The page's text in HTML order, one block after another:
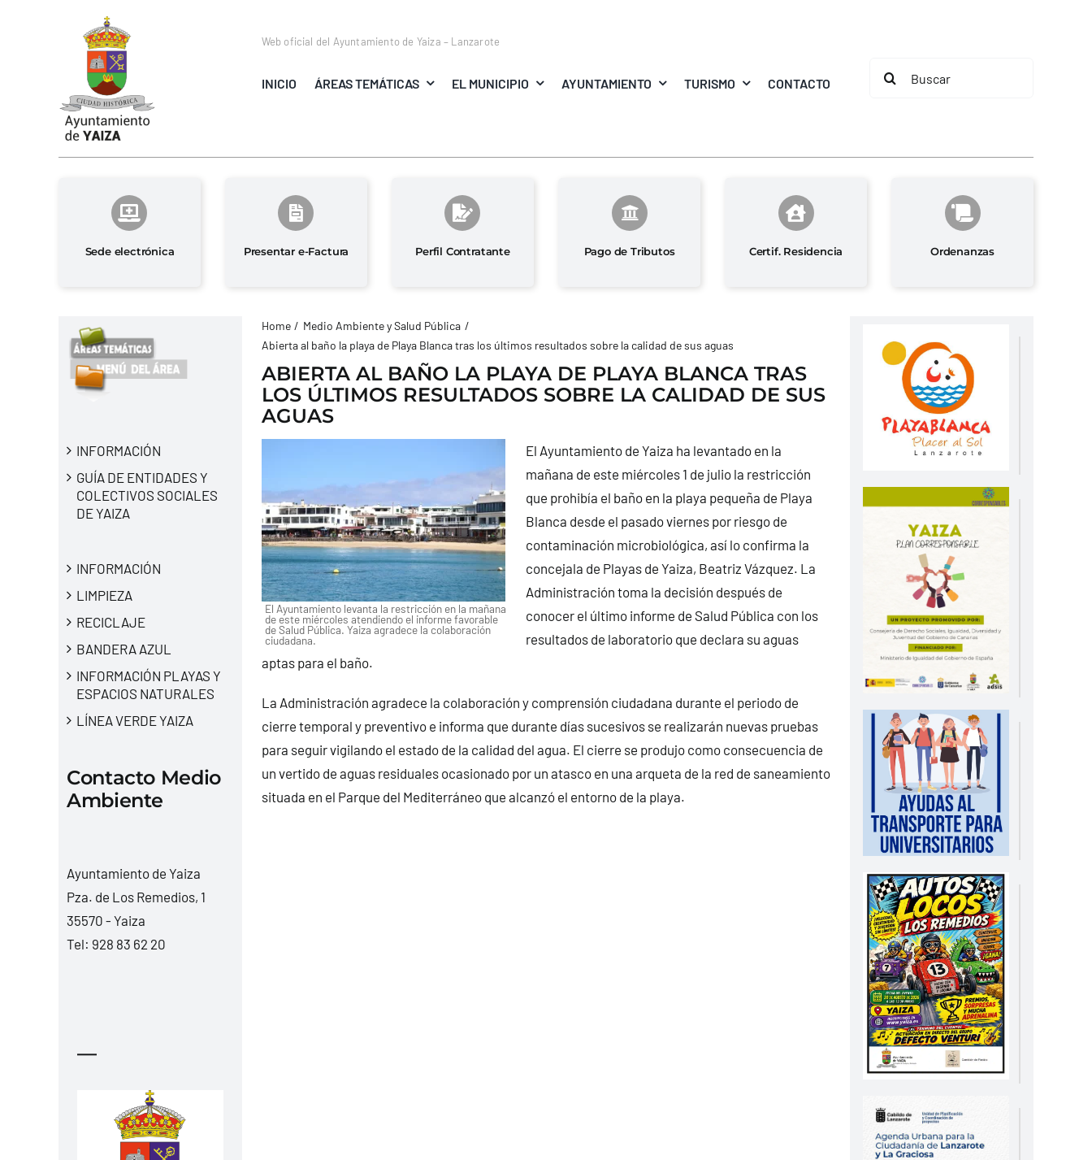
Web oficial del Ayuntamiento de Yaiza – Lanzarote
INICIO ÁREAS TEMÁTICAS EL MUNICIPIO AYUNTAMIENTO TURISMO CONTACTO
Buscar:
Sede electrónica Presentar e-Factura Perfil Contratante Pago de Tributos Certif. Residencia Ordenanzas
INFORMACIÓN
GUÍA DE ENTIDADES Y
COLECTIVOS SOCIALES
DE YAIZA
INFORMACIÓN
LIMPIEZA
RECICLAJE
BANDERA AZUL
INFORMACIÓN PLAYAS Y
ESPACIOS NATURALES
LÍNEA VERDE YAIZA
Contacto Medio
Ambiente
Ayuntamiento de Yaiza
Pza. de Los Remedios, 1
35570 - Yaiza
Tel: 928 83 62 20
—
Home
Medio Ambiente y Salud Pública
Abierta al baño la playa de Playa Blanca tras los últimos resultados sobre la calidad de sus aguas
ABIERTA AL BAÑO LA PLAYA DE PLAYA BLANCA TRAS
LOS ÚLTIMOS RESULTADOS SOBRE LA CALIDAD DE SUS
AGUAS
El Ayuntamiento levanta la restricción en la mañana
de este miércoles atendiendo el informe favorable
de Salud Pública. Yaiza agradece la colaboración
ciudadana.
El Ayuntamiento de Yaiza ha levantado en la
mañana de este miércoles 1 de julio la restricción
que prohibía el baño en la playa pequeña de Playa
Blanca desde el pasado viernes por riesgo de
contaminación microbiológica, así lo confirma la
concejala de Playas de Yaiza, Beatriz Vázquez. La
Administración toma la decisión después de
conocer el último informe de Salud Pública con los
resultados de laboratorio que declara su aguas
aptas para el baño.
La Administración agradece la colaboración y comprensión ciudadana durante el periodo de
cierre temporal y preventivo e informa que durante días sucesivos se realizarán nuevas pruebas
para seguir vigilando el estado de la calidad del agua. El cierre se produjo como consecuencia de
un vertido de aguas residuales ocasionado por un atasco en una arqueta de la red de saneamiento
situada en el Parque del Mediterráneo que alcanzó el entorno de la playa.